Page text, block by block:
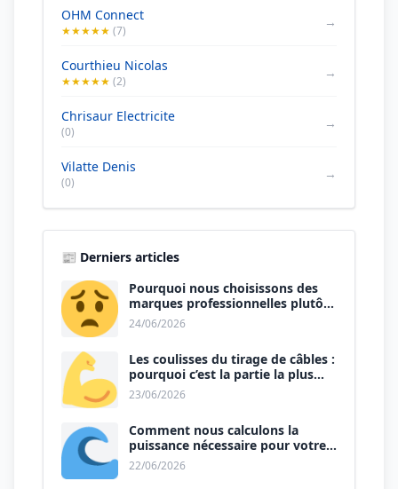
OHM Connect
★★★★★ (7)
→
Courthieu Nicolas
★★★★★ (2)
→
Chrisaur Electricite
(0)
→
Vilatte Denis
(0)
→
📰 Derniers articles
Pourquoi nous choisissons des
marques professionnelles plutôt
que le premier prix ?
24/06/2026
Les coulisses du tirage de câbles :
pourquoi c’est la partie la plus
physique du métier ?
23/06/2026
Comment nous calculons la
puissance nécessaire pour votre
nouvelle cuisine ?
22/06/2026